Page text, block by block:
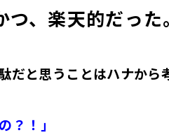
、楽天的だった。
だと思うことはハナから
？！」